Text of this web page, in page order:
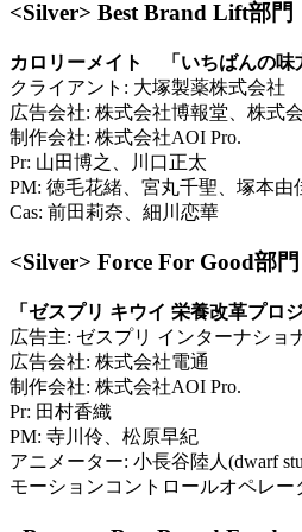
<Silver> Best Brand Lift部門
カロリーメイト 「いちばんの味
クライアント: 大塚製薬株式会社
広告会社: 株式会社博報堂、株式
制作会社: 株式会社AOI Pro.
Pr: 山田博之、川口正太
PM: 徳毛花緒、宮丸千聖、塚本
Cas: 前田莉奈、細川恋華
<Silver> Force For Good部門
「ゼスプリ キウイ 栄養改革プロ
広告主: ゼスプリ インターナショ
広告会社: 株式会社電通
制作会社: 株式会社AOI Pro.
Pr: 田村香織
PM: 寺川伶、松原早紀
アニメーター: 小長谷陸人(dwarf
モーションコントロールオペレー